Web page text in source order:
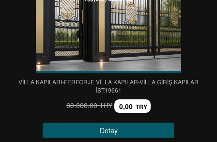
VİLLA KAPILARI-FERFORJE VİLLA KAPILAR-VİLLA GİRİŞ KAPILAR
IST19661
60.000,00 TRY 0,00 TRY
Detay